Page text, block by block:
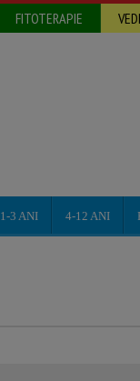
FITOTERAPIE
1-3 ANI 4-12 ANI